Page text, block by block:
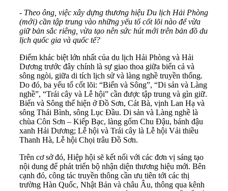
- Theo ông, việc xây dựng thương hiệu Du lịch Hải Phòng
(mới) cần tập trung vào những yếu tố cốt lõi nào để vừa
giữ bản sắc riêng, vừa tạo nên sức hút mới trên bản đồ du
lịch quốc gia và quốc tế?
Điểm khác biệt lớn nhất của du lịch Hải Phòng và Hải
Dương trước đây chính là sự giao thoa giữa biển cả và
sông ngòi, giữa di tích lịch sử và làng nghề truyền thống.
Do đó, ba yếu tố cốt lõi: “Biển và Sông”, “Di sản và Làng
nghề”, “Trái cây và Lễ hội” cần được tập trung và gìn giữ.
Biển và Sông thể hiện ở Đồ Sơn, Cát Bà, vịnh Lan Hạ và
sông Thái Bình, sông Lục Đầu. Di sản và Làng nghề là
chùa Côn Sơn – Kiếp Bạc, làng gốm Chu Đậu, bánh đậu
xanh Hải Dương; Lễ hội và Trái cây là Lễ hội Vải thiều
Thanh Hà, Lễ hội Chọi trâu Đồ Sơn.
Trên cơ sở đó, Hiệp hội sẽ kết nối với các đơn vị sáng tạo
nội dung để phát triển bộ nhận diện thương hiệu mới. Bên
cạnh đó, công tác truyền thông cần ưu tiên tới các thị
trường Hàn Quốc, Nhật Bản và châu Âu, thông qua kênh